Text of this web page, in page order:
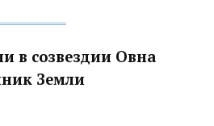
в созвездии Овна
Земли